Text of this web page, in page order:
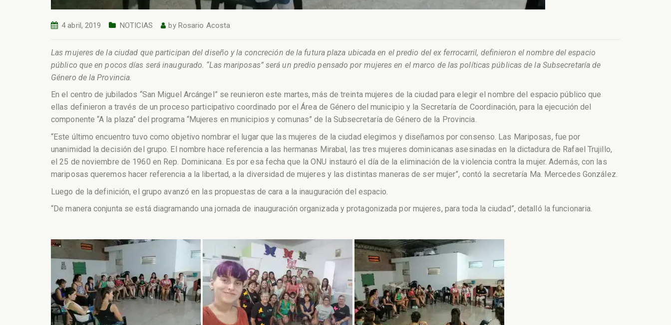
4 abril, 2019 NOTICIAS by Rosario Acosta
Las mujeres de la ciudad que participan del diseño y la concreción de la futura plaza ubicada en el predio del ex ferrocarril, definieron el nombre del espacio
público que en pocos días será inaugurado. “Las mariposas” será un predio pensado por mujeres en el marco de las políticas públicas de la Subsecretaría de
Género de la Provincia.
En el centro de jubilados “San Miguel Arcángel” se reunieron este martes, más de treinta mujeres de la ciudad para elegir el nombre del espacio público que
ellas definieron a través de un proceso participativo coordinado por el Área de Género del municipio y la Secretaría de Coordinación, para la ejecución del
componente “A la plaza” del programa “Mujeres en municipios y comunas” de la Subsecretaría de Género de la Provincia.
“Este último encuentro tuvo como objetivo nombrar el lugar que las mujeres de la ciudad elegimos y diseñamos por consenso. Las Mariposas, fue por
unanimidad la decisión del grupo. El nombre hace referencia a las hermanas Mirabal, las tres mujeres dominicanas asesinadas en la dictadura de Rafael Trujillo,
el 25 de noviembre de 1960 en Rep. Dominicana. Es por esa fecha que la ONU instauró el día de la eliminación de la violencia contra la mujer. Además, con las
mariposas queremos hacer referencia a la libertad, a la diversidad de mujeres y las distintas maneras de ser mujer”, contó la secretaría Ma. Mercedes González.
Luego de la definición, el grupo avanzó en las propuestas de cara a la inauguración del espacio.
“De manera conjunta se está diagramando una jornada de inauguración organizada y protagonizada por mujeres, para toda la ciudad”, detalló la funcionaria.